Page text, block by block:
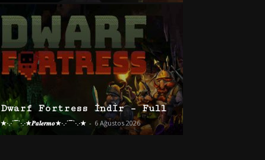
Dwarf Fortress İndir – Full
★·.·´¯`·.·★𝑷𝒂𝒍𝒆𝒓𝒎𝒐★·.·´¯`·.·★ - 6 Ağustos 2026